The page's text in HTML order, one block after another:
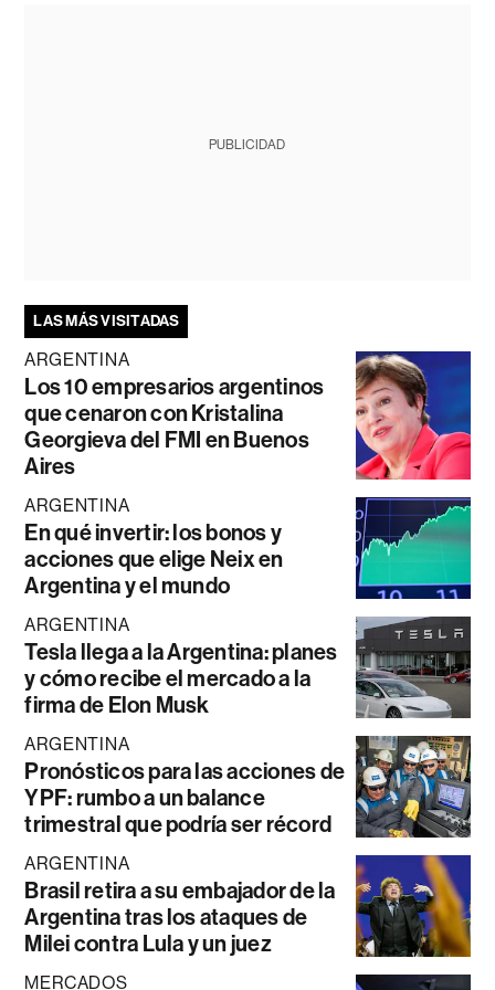
PUBLICIDAD
LAS MÁS VISITADAS
ARGENTINA
Los 10 empresarios argentinos
que cenaron con Kristalina
Georgieva del FMI en Buenos
Aires
ARGENTINA
En qué invertir: los bonos y
acciones que elige Neix en
Argentina y el mundo
ARGENTINA
Tesla llega a la Argentina: planes
y cómo recibe el mercado a la
firma de Elon Musk
ARGENTINA
Pronósticos para las acciones de
YPF: rumbo a un balance
trimestral que podría ser récord
ARGENTINA
Brasil retira a su embajador de la
Argentina tras los ataques de
Milei contra Lula y un juez
MERCADOS